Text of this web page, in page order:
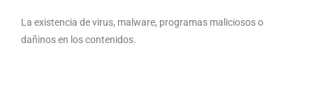
La existencia de virus, malware, programas maliciosos o
dañinos en los contenidos.